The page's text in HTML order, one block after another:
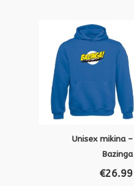
Unisex mikina –
Bazinga
€26.99